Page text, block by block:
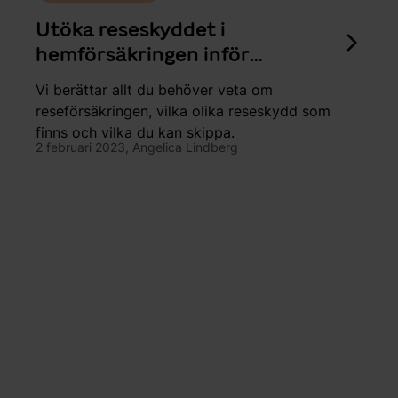
Utöka reseskyddet i
hemförsäkringen inför
semestern
Vi berättar allt du behöver veta om
reseförsäkringen, vilka olika reseskydd som
finns och vilka du kan skippa.
2 februari 2023, Angelica Lindberg